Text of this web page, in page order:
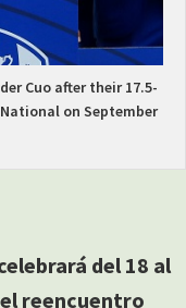
Cuo after their 17.5-
on September
del 18 al
reencuentro